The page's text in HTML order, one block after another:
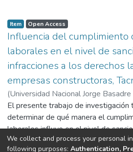
Item Open Access
Influencia del cumplimiento
laborales en el nivel de
infracciones a los derechos
empresas constructoras,
(Universidad Nacional Jorge Basadre
Pérez Gonzalo, Edilberto Clemente
Manuel
El presente trabajo de investigación
determinar de qué manera el
laborales influye en el nivel de
los derechos laborales en las
Show more
We collect and process your personal
following purposes: Authentication,